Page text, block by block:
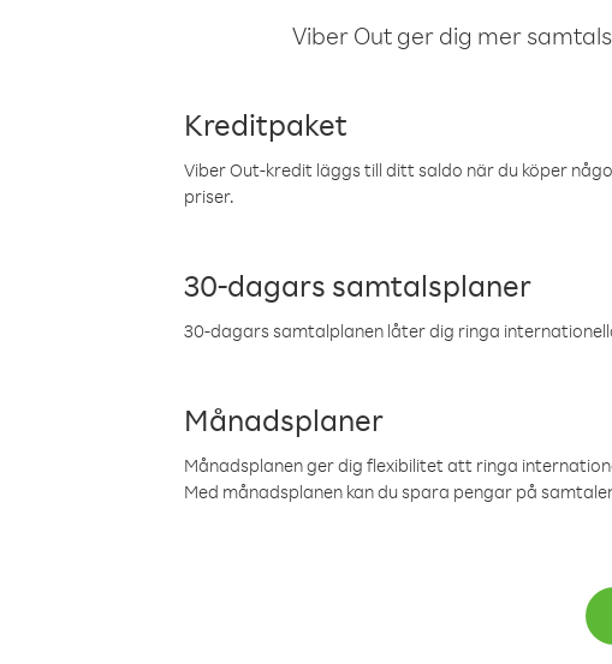
Viber Out ger dig mer
Kreditpaket
Viber Out-kredit läggs till ditt saldo när du köper
priser.
30-dagars samtalsplaner
30-dagars samtalplanen låter dig ringa
Månadsplaner
Månadsplanen ger dig flexibilitet att ringa
Med månadsplanen kan du spara pengar på